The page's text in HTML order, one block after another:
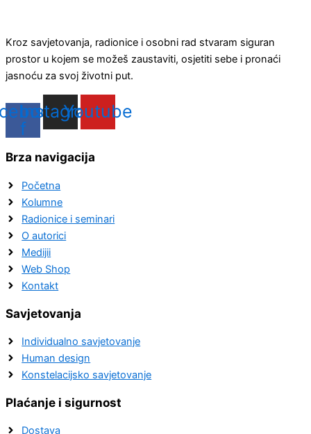
Kroz savjetovanja, radionice i osobni rad stvaram siguran
prostor u kojem se možeš zaustaviti, osjetiti sebe i pronaći
jasnoću za svoj životni put.
f
Instagram
Youtube
Brza navigacija
Početna
Kolumne
Radionice i seminari
O autorici
Medijii
Web Shop
Kontakt
Savjetovanja
Individualno savjetovanje
Human design
Konstelacijsko savjetovanje
Plaćanje i sigurnost
Dostava